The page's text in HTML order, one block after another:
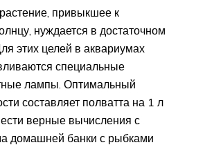
привыкшее к
нуждается в достаточном
этих целей в аквариумах
специальные
лампы. Оптимальный
составляет полватта на 1 л
верные вычисления с
домашней банки с рыбками